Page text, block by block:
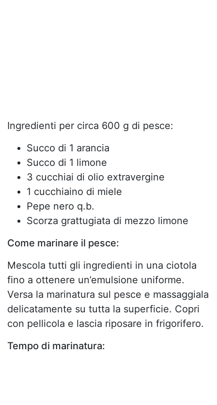
Ingredienti per circa 600 g di pesce:
Succo di 1 arancia
Succo di 1 limone
3 cucchiai di olio extravergine
1 cucchiaino di miele
Pepe nero q.b.
Scorza grattugiata di mezzo limone
Come marinare il pesce:
Mescola tutti gli ingredienti in una ciotola
fino a ottenere un’emulsione uniforme.
Versa la marinatura sul pesce e massaggiala
delicatamente su tutta la superficie. Copri
con pellicola e lascia riposare in frigorifero.
Tempo di marinatura: